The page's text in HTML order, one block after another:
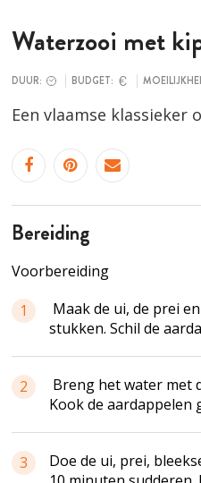
Waterzooi met
DUUR: BUDGET:
Een vlaamse klassieker
bereiding
Voorbereiding
1
Maak de ui, de prei
stukken. Schil de
2
Breng het water met
Kook de aardappelen
3
Doe de ui, prei,